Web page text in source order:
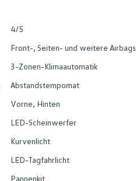
4/5
Front-, Seiten- und weitere Airbags
3-Zonen-Klimaautomatik
Abstandstempomat
Vorne, Hinten
LED-Scheinwerfer
Kurvenlicht
LED-Tagfahrlicht
Pannenkit